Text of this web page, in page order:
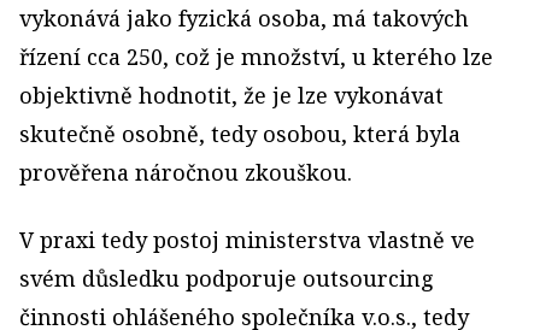
vykonává jako fyzická osoba, má takových
řízení cca 250, což je množství, u kterého lze
objektivně hodnotit, že je lze vykonávat
skutečně osobně, tedy osobou, která byla
prověřena náročnou zkouškou.
V praxi tedy postoj ministerstva vlastně ve
svém důsledku podporuje outsourcing
činnosti ohlášeného společníka v.o.s., tedy